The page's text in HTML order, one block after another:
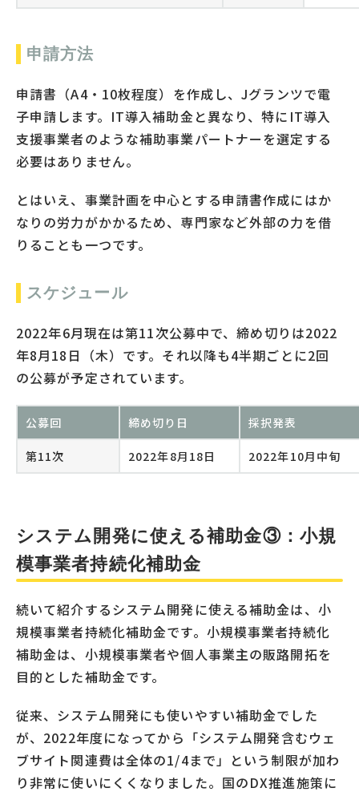
申請方法
申請書（A4・10枚程度）を作成し、Jグランツで電
子申請します。IT導入補助金と異なり、特にIT導入
支援事業者のような補助事業パートナーを選定する
必要はありません。
とはいえ、事業計画を中心とする申請書作成にはか
なりの労力がかかるため、専門家など外部の力を借
りることも一つです。
スケジュール
2022年6月現在は第11次公募中で、締め切りは2022
年8月18日（木）です。それ以降も4半期ごとに2回
の公募が予定されています。
公募回 締め切り日 採択発表
第11次 2022年8月18日 2022年10月中旬
システム開発に使える補助金③：小規
模事業者持続化補助金
続いて紹介するシステム開発に使える補助金は、小
規模事業者持続化補助金です。小規模事業者持続化
補助金は、小規模事業者や個人事業主の販路開拓を
目的とした補助金です。
従来、システム開発にも使いやすい補助金でした
が、2022年度になってから「システム開発含むウェ
ブサイト関連費は全体の1/4まで」という制限が加わ
り非常に使いにくくなりました。国のDX推進施策に